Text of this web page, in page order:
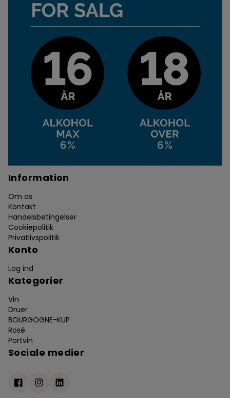
Information
Om os
Kontakt
Handelsbetingelser
Cookiepolitik
Privatlivspolitik
Konto
Log ind
Kategorier
Vin
Druer
BOURGOGNE-KUP
Rosé
Portvin
Sociale medier